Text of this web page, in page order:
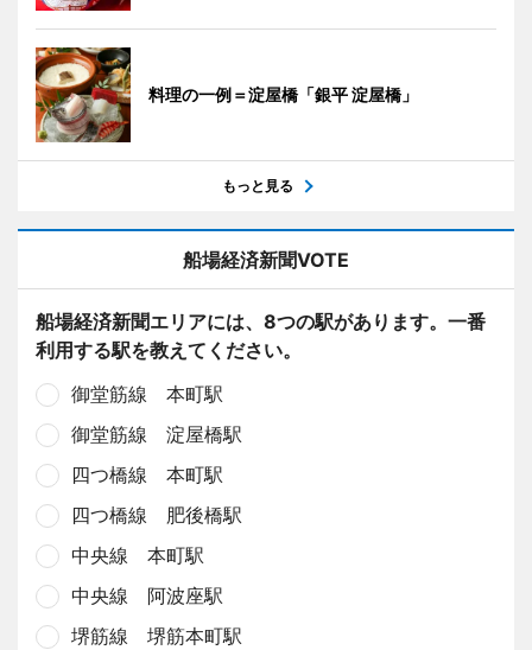
料理の一例＝淀屋橋「銀平 淀屋橋」
もっと見る
船場経済新聞VOTE
船場経済新聞エリアには、8つの駅があります。一番
利用する駅を教えてください。
御堂筋線 本町駅
御堂筋線 淀屋橋駅
四つ橋線 本町駅
四つ橋線 肥後橋駅
中央線 本町駅
中央線 阿波座駅
堺筋線 堺筋本町駅